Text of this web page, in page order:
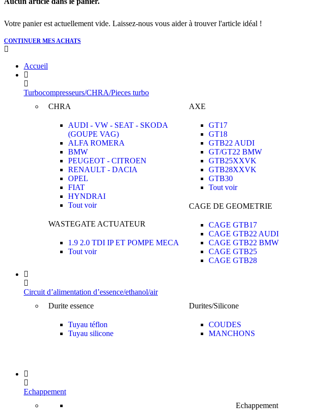
Votre panier est actuellement vide. Laissez-nous vous aider à trouver l'article idéal !
CONTINUER MES ACHATS
Accueil
Turbocompresseurs/CHRA/Pieces turbo
CHRA
AUDI - VW - SEAT - SKODA
(GOUPE VAG)
ALFA ROMERA
BMW
PEUGEOT - CITROEN
RENAULT - DACIA
OPEL
FIAT
HYNDRAI
Tout voir
WASTEGATE ACTUATEUR
1.9 2.0 TDI IP ET POMPE MECA
Tout voir
AXE
GT17
GT18
GTB22 AUDI
GT/GT22 BMW
GTB25XXVK
GTB28XXVK
GTB30
Tout voir
CAGE DE GEOMETRIE
CAGE GTB17
CAGE GTB22 AUDI
CAGE GTB22 BMW
CAGE GTB25
CAGE GTB28
Circuit d’alimentation d’essence/ethanol/air
Durite essence
Tuyau téflon
Tuyau silicone
Durites/Silicone
COUDES
MANCHONS
Echappement
Echappement